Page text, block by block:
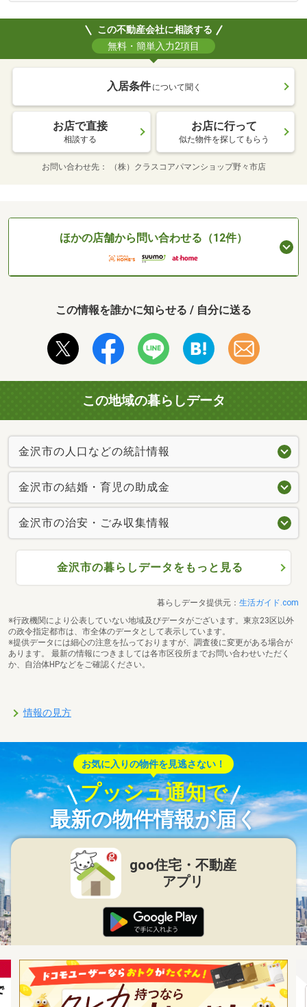
この不動産会社に相談する
無料・簡単入力2項目
入居条件 について聞く
お店で直接
相談する
お店に行って
似た物件を探してもらう
お問い合わせ先 （株）クラスコアパマンショップ野々市店
ほかの店舗から問い合わせる（12件）
この情報を誰かに知らせる / 自分に送る
この地域の暮らしデータ
金沢市の人口などの統計情報
金沢市の結婚・育児の助成金
金沢市の治安・ごみ収集情報
金沢市の暮らしデータをもっと見る
暮らしデータ提供元： 生活ガイド.com
※行政機関により公表していない地域及びデータがございます。東京23区以外
の政令指定都市は、市全体のデータとして表示しています。
※提供データには細心の注意を払っておりますが、調査後に変更がある場合が
あります。 最新の情報につきましては各市区役所までお問い合わせいただく
か、自治体HPなどをご確認ください。
情報の見方
お気に入りの物件を見逃さない！
プッシュ通知で
最新の物件情報が届く
goo住宅・不動産
アプリ